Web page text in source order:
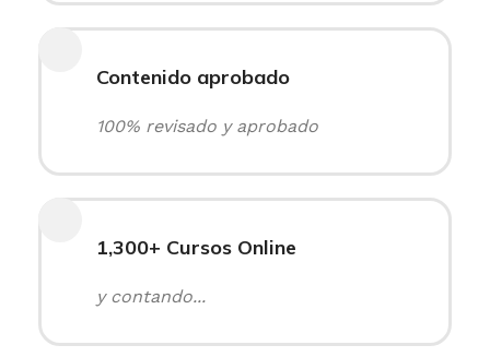
Contenido aprobado
100% revisado y aprobado
1,300+ Cursos Online
y contando...